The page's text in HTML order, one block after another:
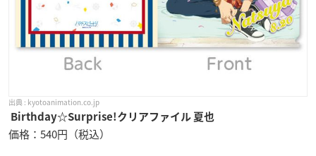
kyotoanimation.co.jp
Birthday☆Surprise!クリアファイル 夏也
価格：540円（税込）